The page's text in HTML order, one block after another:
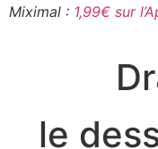
Miximal : 1,99€ sur
le